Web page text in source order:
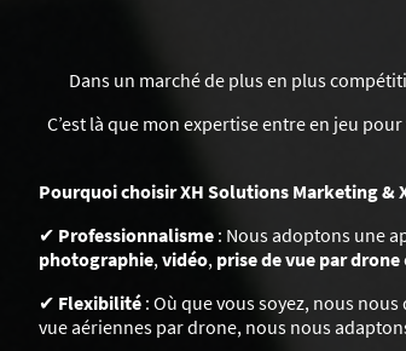
Dans un marché de plus en plus
C’est là que mon expertise entre en jeu
Pourquoi choisir XH Solutions Marketing &
✔ Professionnalisme : Nous adoptons une
photographie,vidéo, prise de vue par drone
✔ Flexibilité : Où que vous soyez, nous
vue aériennes par drone, nous nous